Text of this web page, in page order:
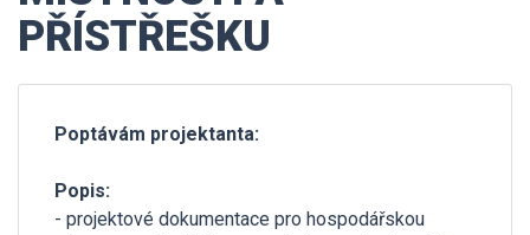
PŘÍSTŘEŠKU
Poptávám projektanta:
Popis:
- projektové dokumentace pro hospodářskou